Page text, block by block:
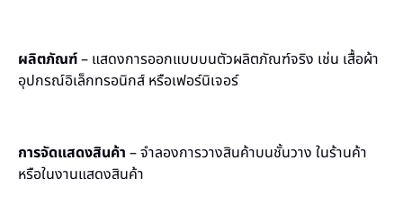
ผลิตภัณฑ์– แสดงการออกแบบบนตัวผลิตภัณฑ์จริง เช่น เสื้อผ้า
อุปกรณ์อิเล็กทรอนิกส์ หรือเฟอร์นิเจอร์
การจัดแสดงสินค้า – จำลองการวางสินค้าบนชั้นวาง ในร้านค้า
หรือในงานแสดงสินค้า